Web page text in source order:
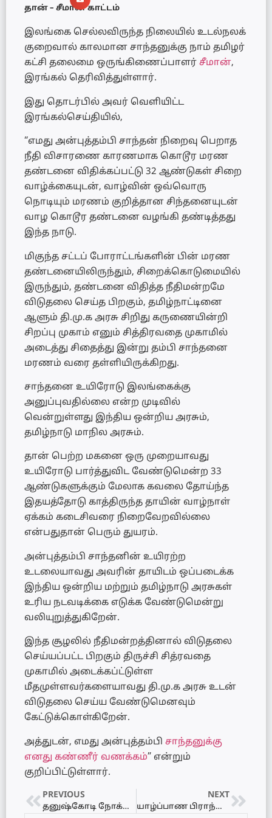
தான் – சீமான் காட்டம்
இலங்கை செல்லவிருந்த நிலையில் உடல்நலக்
குறைவால் காலமான சாந்தனுக்கு நாம் தமிழர்
கட்சி தலைமை ஒருங்கிணைப்பாளர் சீமான்,
இரங்கல் தெரிவித்துள்ளார்.
இது தொடர்பில் அவர் வெளியிட்ட
இரங்கல்செய்தியில்,
“எமது அன்புத்தம்பி சாந்தன் நிறைவு பெறாத
நீதி விசாரணை காரணமாக கொடூர மரண
தண்டனை விதிக்கப்பட்டு 32 ஆண்டுகள் சிறை
வாழ்க்கையுடன், வாழ்வின் ஒவ்வொரு
நொடியும் மரணம் குறித்தான சிந்தனையுடன்
வாழ கொடூர தண்டனை வழங்கி தண்டித்தது
இந்த நாடு.
மிகுந்த சட்டப் போராட்டங்களின் பின் மரண
தண்டனையிலிருந்தும், சிறைக்கொடுமையில்
இருந்தும், தண்டனை விதித்த நீதிமன்றமே
விடுதலை செய்த பிறகும், தமிழ்நாட்டினை
ஆளும் தி.மு.க அரசு சிறிது கருணையின்றி
சிறப்பு முகாம் எனும் சித்திரவதை முகாமில்
அடைத்து சிதைத்து இன்று தம்பி சாந்தனை
மரணம் வரை தள்ளியிருக்கிறது.
சாந்தனை உயிரோடு இலங்கைக்கு
அனுப்புவதில்லை என்ற முடிவில்
வென்றுள்ளது இந்திய ஒன்றிய அரசும்,
தமிழ்நாடு மாநில அரசும்.
தான் பெற்ற மகனை ஒரு முறையாவது
உயிரோடு பார்த்துவிட வேண்டுமென்ற 33
ஆண்டுகளுக்கும் மேலாக கவலை தோய்ந்த
இதயத்தோடு காத்திருந்த தாயின் வாழ்நாள்
ஏக்கம் கடைசிவரை நிறைவேறவில்லை
என்பதுதான் பெரும் துயரம்.
அன்புத்தம்பி சாந்தனின் உயிரற்ற
உடலையாவது அவரின் தாயிடம் ஒப்படைக்க
இந்திய ஒன்றிய மற்றும் தமிழ்நாடு அரசுகள்
உரிய நடவடிக்கை எடுக்க வேண்டுமென்று
வலியுறுத்துகிறேன்.
இந்த சூழலில் நீதிமன்றத்தினால் விடுதலை
செய்யப்பட்ட பிறகும் திருச்சி சித்ரவதை
முகாமில் அடைக்கப்ட்டுள்ள
மீதமுள்ளவர்களையாவது தி.மு.க அரசு உடன்
விடுதலை செய்ய வேண்டுமெனவும்
கேட்டுக்கொள்கிறேன்.
அத்துடன், எமது அன்புத்தம்பி சாந்தனுக்கு
எனது கண்ணீர் வணக்கம்” என்றும்
குறிப்பிட்டுள்ளார்.
PREVIOUS
தனுஷ்கோடி நோக்கி 40 நாட்களுக்கு பின் தாமதமாக வருகை வந்துள்ள ஆயிரகணக்கான பிளமிங்கோ பறவைகள்
NEXT
யாழ்ப்பாண பிராந்திய பொலிஸ், சிறுவர் மற்றும் பெண்கள் பணியகத்தை திறந்து வைத்த பசுபிக் பிராந்திய பணிப்பாளர்